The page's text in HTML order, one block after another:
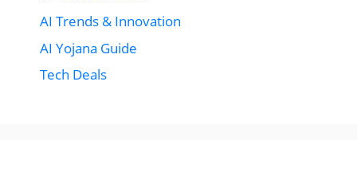
AI Trends & Innovation
AI Yojana Guide
Tech Deals